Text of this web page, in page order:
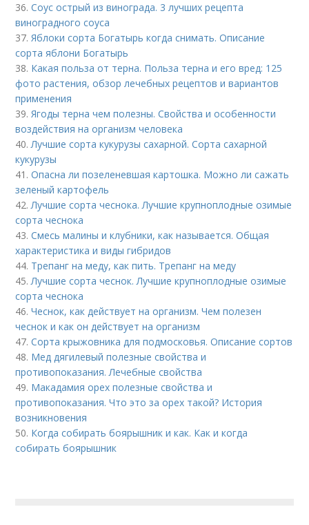
36.Соус острый из винограда. 3 лучших рецепта
виноградного соуса
37.Яблоки сорта Богатырь когда снимать. Описание
сорта яблони Богатырь
38. Какая польза от терна. Польза терна и его вред: 125
фото растения, обзор лечебных рецептов и вариантов
применения
39.Ягоды терна чем полезны. Свойства и особенности
воздействия на организм человека
40.Лучшие сорта кукурузы сахарной. Сорта сахарной
кукурузы
41.Опасна ли позеленевшая картошка. Можно ли сажать
зеленый картофель
42.Лучшие сорта чеснока. Лучшие крупноплодные озимые
сорта чеснока
43.Смесь малины и клубники, как называется. Общая
характеристика и виды гибридов
44. Трепанг на меду, как пить. Трепанг на меду
45.Лучшие сорта чеснок. Лучшие крупноплодные озимые
сорта чеснока
46.Чеснок, как действует на организм. Чем полезен
чеснок и как он действует на организм
47.Сорта крыжовника для подмосковья. Описание сортов
48. Мед дягилевый полезные свойства и
противопоказания. Лечебные свойства
49. Макадамия орех полезные свойства и
противопоказания. Что это за орех такой? История
возникновения
50. Когда собирать боярышник и как. Как и когда
собирать боярышник